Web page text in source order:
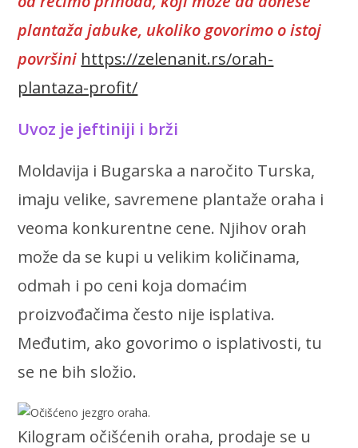
plantaža jabuke, ukoliko govorimo o istoj
površini https://zelenanit.rs/orah-
plantaza-profit/
Uvoz je jeftiniji i brži
Moldavija i Bugarska a naročito Turska,
imaju velike, savremene plantaže oraha i
veoma konkurentne cene. Njihov orah
može da se kupi u velikim količinama,
odmah i po ceni koja domaćim
proizvođačima često nije isplativa.
Međutim, ako govorimo o isplativosti, tu
se ne bih složio.
Kilogram očišćenih oraha, prodaje se u